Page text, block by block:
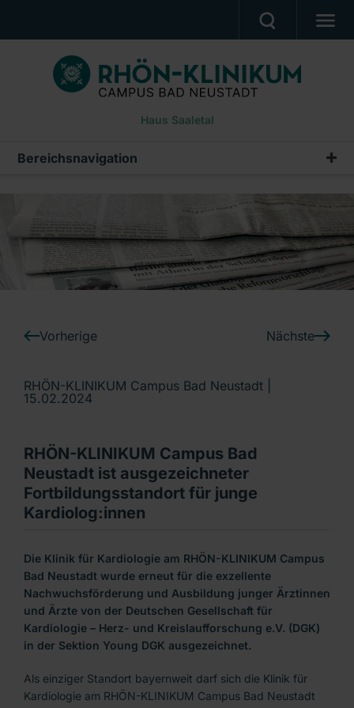
BEHANDLUNGSANGEBOT
PATIENTEN & ANGEHÖRIGE
WUNSCH- & WAHLRECHT
BERUF & KARRIERE
Ein Unternehmen der RHÖN-KLINIKUM AG
Haus Saaletal
Bereichsnavigation
Pressemeldungen
Vorherige Nächste
RHÖN-KLINIKUM Campus Bad Neustadt |
15.02.2024
RHÖN-KLINIKUM Campus Bad
Neustadt ist ausgezeichneter
Fortbildungsstandort für junge
Kardiolog:innen
Die Klinik für Kardiologie am RHÖN-KLINIKUM Campus
Bad Neustadt wurde erneut für die exzellente
Nachwuchsförderung und Ausbildung junger Ärztinnen
und Ärzte von der Deutschen Gesellschaft für
Kardiologie – Herz- und Kreislaufforschung e.V. (DGK)
in der Sektion Young DGK ausgezeichnet.
Als einziger Standort bayernweit darf sich die Klinik für
Kardiologie am RHÖN-KLINIKUM Campus Bad Neustadt